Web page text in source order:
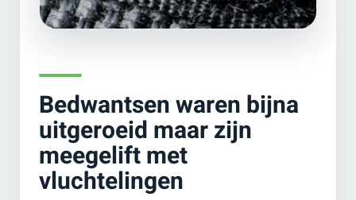
Bedwantsen waren bijna
uitgeroeid maar zijn
meegelift met
vluchtelingen